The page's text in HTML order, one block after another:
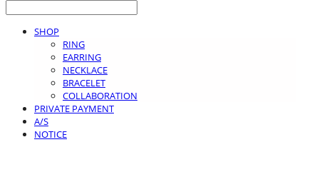
SHOP
RING
EARRING
NECKLACE
BRACELET
COLLABORATION
PRIVATE PAYMENT
A/S
NOTICE